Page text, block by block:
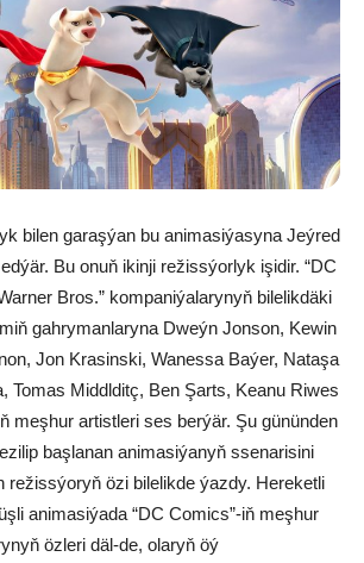
bilen garaşýan bu animasiýasyna Jeýred
Bu onuň ikinji režissýorlyk işidir. “DC
Bros.” kompaniýalarynyň bilelikdäki
gahrymanlaryna Dweýn Jonson, Kewin
Jon Krasinski, Wanessa Baýer, Nataşa
Tomas Middlditç, Ben Şarts, Keanu Riwes
meşhur artistleri ses berýär. Şu gününden
başlanan animasiýanyň ssenarisini
režissýoryň özi bilelikde ýazdy. Hereketli
animasiýada “DC Comics”-iň meşhur
özleri däl-de, olaryň öý